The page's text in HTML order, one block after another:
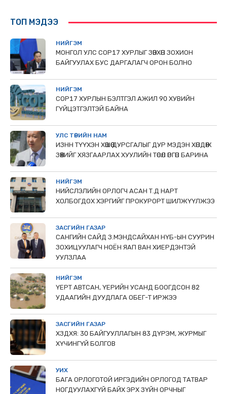
ТОП МЭДЭЭ
НИЙГЭМ
МОНГОЛ УЛС СОР17 ХУРЛЫГ ЗӨВХӨН ЗОХИОН
БАЙГУУЛАХ БУС ДАРГАЛАГЧ ОРОН БОЛНО
НИЙГЭМ
COP17 ХУРЛЫН БЭЛТГЭЛ АЖИЛ 90 ХУВИЙН
ГҮЙЦЭТГЭЛТЭЙ БАЙНА
УЛС ТӨРИЙН НАМ
ИЗНН ТҮҮХЭН ХӨШӨӨ ДУРСГАЛЫГ ДУР МЭДЭН ХӨНДӨЖ
ЗӨӨХИЙГ ХЯЗГААРЛАХ ХУУЛИЙН ТӨСӨЛ ӨРГӨН БАРИНА
НИЙГЭМ
НИЙСЛЭЛИЙН ОРЛОГЧ АСАН Т.Д НАРТ
ХОЛБОГДОХ ХЭРГИЙГ ПРОКУРОРТ ШИЛЖҮҮЛЖЭЭ
ЗАСГИЙН ГАЗАР
САНГИЙН САЙД З.МЭНДСАЙХАН НҮБ-ЫН СУУРИН
ЗОХИЦУУЛАГЧ НОЁН ЯАП ВАН ХИЕРДЭНТЭЙ
УУЛЗЛАА
НИЙГЭМ
ҮЕРТ АВТСАН, ҮЕРИЙН УСАНД БООГДСОН 82
УДААГИЙН ДУУДЛАГА ОБЕГ-Т ИРЖЭЭ
ЗАСГИЙН ГАЗАР
ХЗДХЯ: 30 БАЙГУУЛЛАГЫН 83 ДҮРЭМ, ЖУРМЫГ
ХҮЧИНГҮЙ БОЛГОВ
УИХ
БАГА ОРЛОГОТОЙ ИРГЭДИЙН ОРЛОГОД ТАТВАР
НОГДУУЛАХГҮЙ БАЙХ ЭРХ ЗҮЙН ОРЧНЫГ